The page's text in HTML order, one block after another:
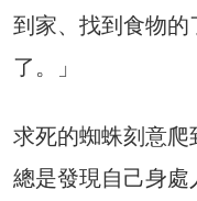
到家、找到食物
了。」
求死的蜘蛛刻意
總是發現自己身